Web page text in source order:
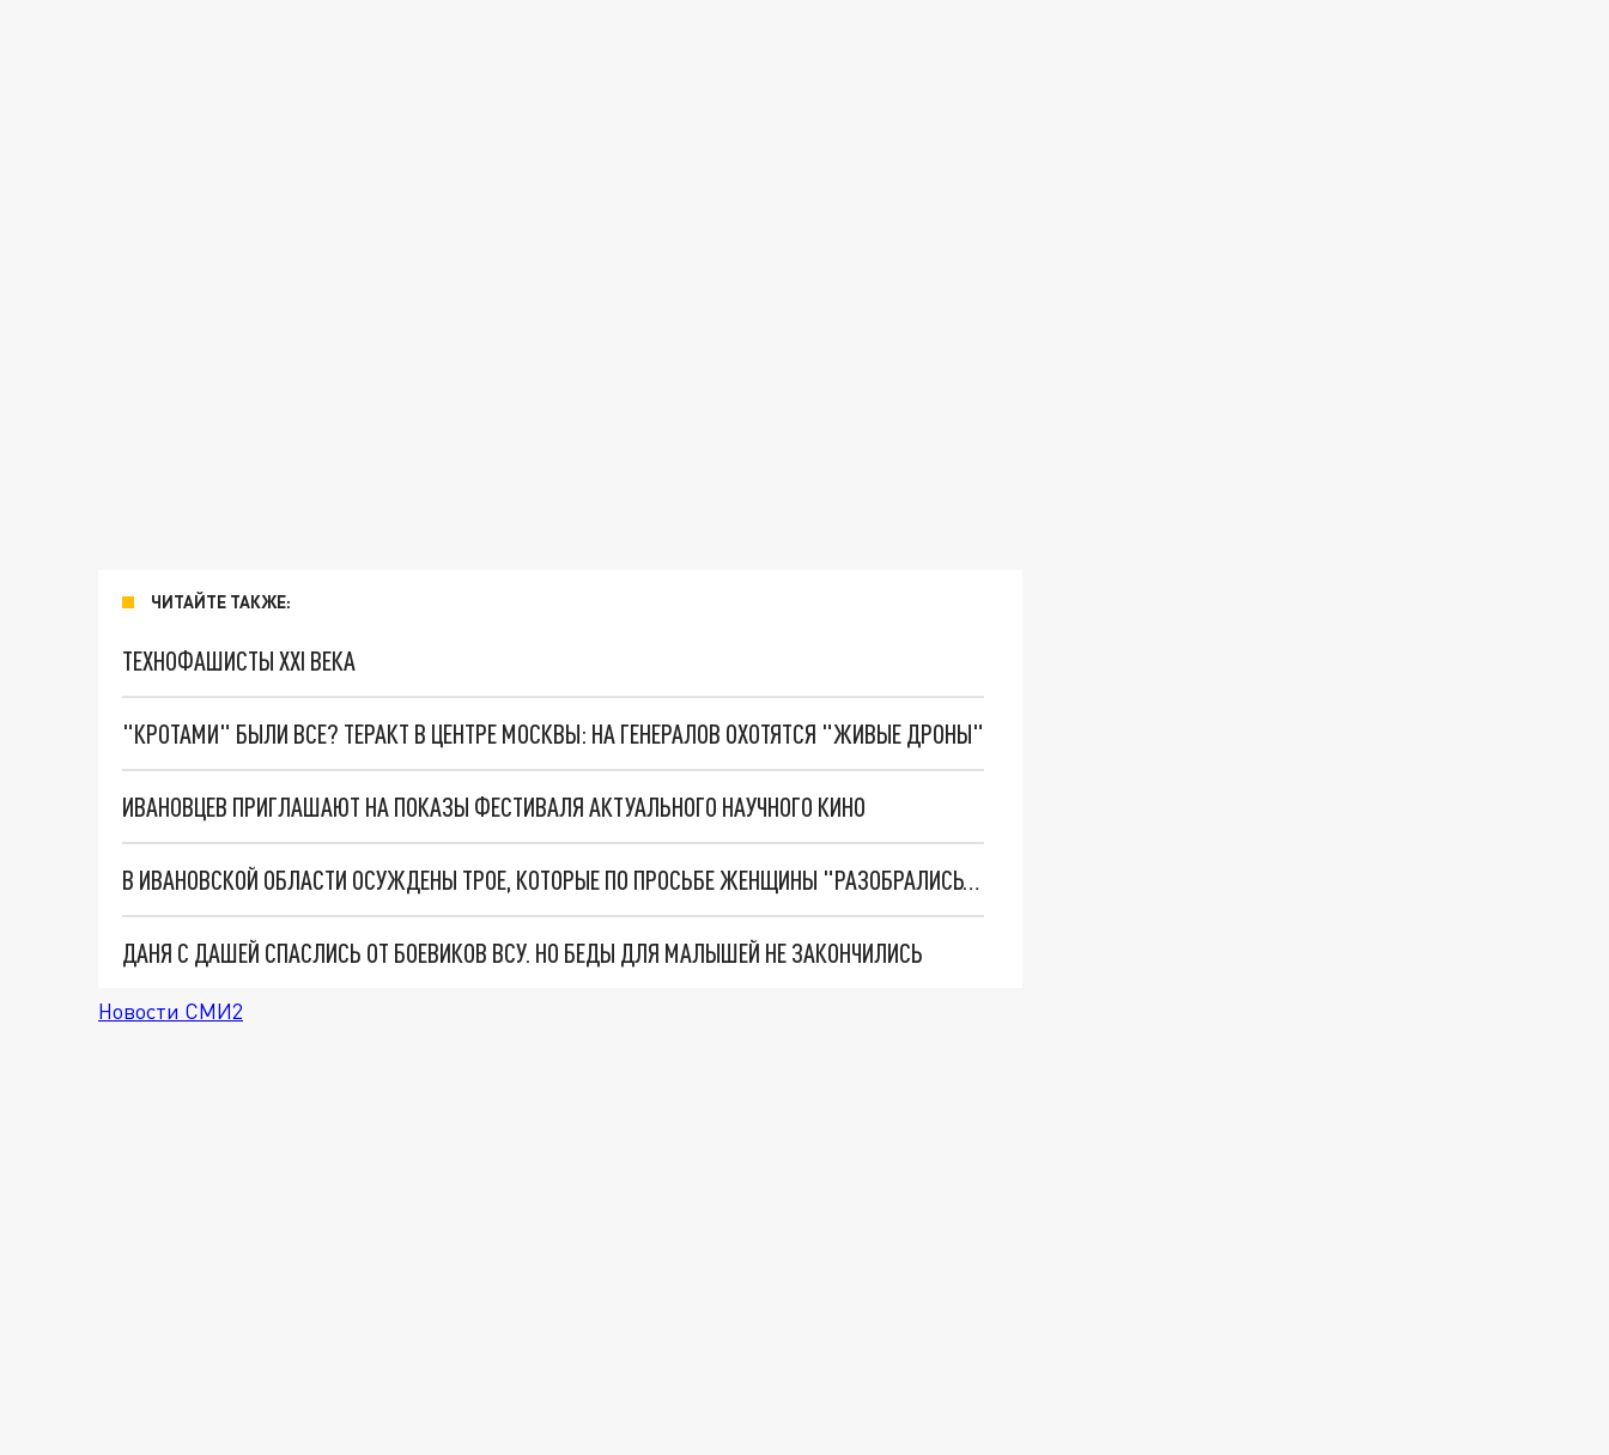
ЧИТАЙТЕ ТАКЖЕ:
ТЕХНОФАШИСТЫ XXI ВЕКА
"КРОТАМИ" БЫЛИ ВСЕ? ТЕРАКТ В ЦЕНТРЕ МОСКВЫ: НА ГЕНЕРАЛОВ ОХОТЯТСЯ "ЖИВЫЕ ДРОНЫ"
ИВАНОВЦЕВ ПРИГЛАШАЮТ НА ПОКАЗЫ ФЕСТИВАЛЯ АКТУАЛЬНОГО НАУЧНОГО КИНО
В ИВАНОВСКОЙ ОБЛАСТИ ОСУЖДЕНЫ ТРОЕ, КОТОРЫЕ ПО ПРОСЬБЕ ЖЕНЩИНЫ "РАЗОБРАЛИСЬ" С ЕЁ БЫВШИМ МУЖЕМ
ДАНЯ С ДАШЕЙ СПАСЛИСЬ ОТ БОЕВИКОВ ВСУ. НО БЕДЫ ДЛЯ МАЛЫШЕЙ НЕ ЗАКОНЧИЛИСЬ
Новости СМИ2